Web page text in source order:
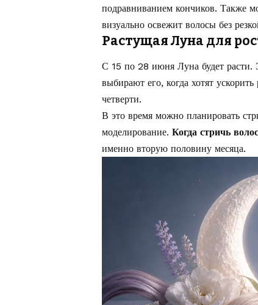
подравниванием кончиков. Также
визуально освежит волосы без
Растущая Луна для
С 15 по 28 июня Луна будет
выбирают его, когда хотят
четверти.
В это время можно планировать
моделирование. Когда стричь
именно вторую половину месяца.